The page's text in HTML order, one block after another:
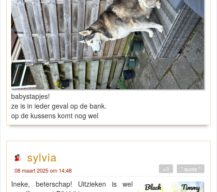
babystapjes!
ze is in ieder geval op de bank.
op de kussens komt nog wel
sylvia
08 maart 2025 om 14:48 " quote "
+0
Ineke, beterschap! Uitzieken is wel